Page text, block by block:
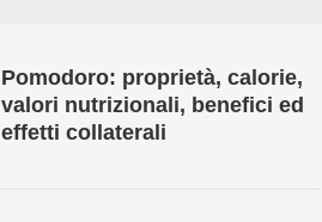
Pomodoro: proprietà, calorie,
valori nutrizionali, benefici ed
effetti collaterali